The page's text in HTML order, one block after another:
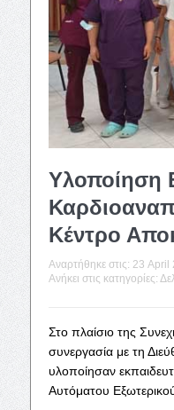
Υλοποίηση
Κέντρο
Αναρτήθηκε στις: 23 April
Ανήκει στις κατηγορίες:
Στο πλαίσιο της
συνεργασία με τη
υλοποίησαν
Αυτόματου